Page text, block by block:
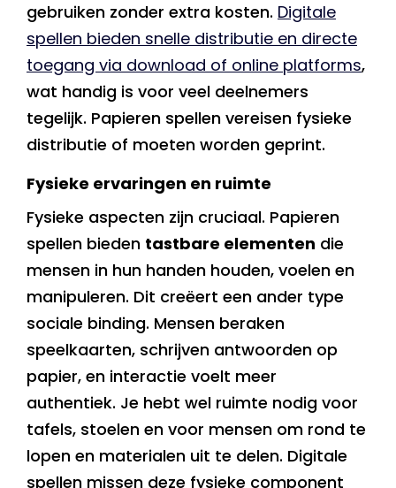
gebruiken zonder extra kosten. Digitale
spellen bieden snelle distributie en directe
toegang via download of online platforms,
wat handig is voor veel deelnemers
tegelijk. Papieren spellen vereisen fysieke
distributie of moeten worden geprint.
Fysieke ervaringen en ruimte
Fysieke aspecten zijn cruciaal. Papieren
spellen bieden tastbare elementen die
mensen in hun handen houden, voelen en
manipuleren. Dit creëert een ander type
sociale binding. Mensen beraken
speelkaarten, schrijven antwoorden op
papier, en interactie voelt meer
authentiek. Je hebt wel ruimte nodig voor
tafels, stoelen en voor mensen om rond te
lopen en materialen uit te delen. Digitale
spellen missen deze fysieke component